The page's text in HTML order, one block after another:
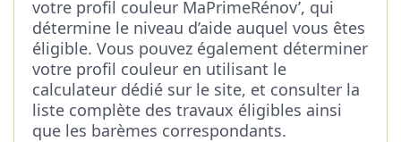
votre profil couleur MaPrimeRénov’, qui
détermine le niveau d’aide auquel vous êtes
éligible. Vous pouvez également déterminer
votre profil couleur en utilisant le
calculateur dédié sur le site, et consulter la
liste complète des travaux éligibles ainsi
que les barèmes correspondants.